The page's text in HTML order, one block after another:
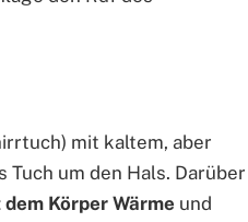
mit kaltem, aber
Tuch um den Hals. Darüber
Körper Wärme und